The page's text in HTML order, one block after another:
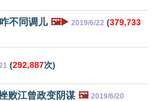
不同调儿 🖼️▶️ 2019/6/22 (379,733
(292,887次)
败江曾政变阴谋 🖼️ 2019/6/20